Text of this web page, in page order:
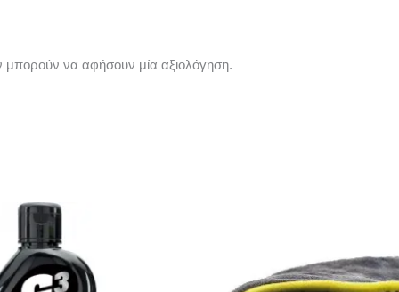
μπορούν να αφήσουν μία αξιολόγηση.